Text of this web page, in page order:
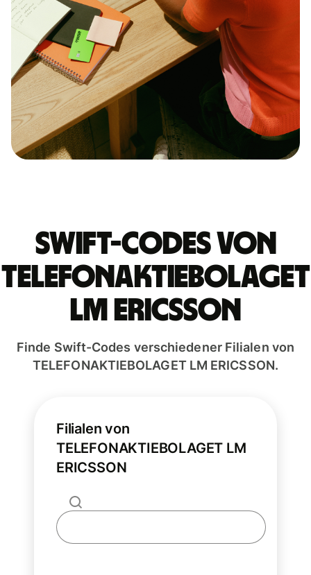
Swift-Codes von
TELEFONAKTIEBOLAGET
LM ERICSSON
Finde Swift-Codes verschiedener Filialen von
TELEFONAKTIEBOLAGET LM ERICSSON.
Filialen von
TELEFONAKTIEBOLAGET LM
ERICSSON